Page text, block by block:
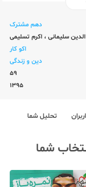
دهم مشترک
سلیمانی ، اکرم تسلیمی
اکو کار
دین و زندگی
59
1395
تحلیل شما
شما